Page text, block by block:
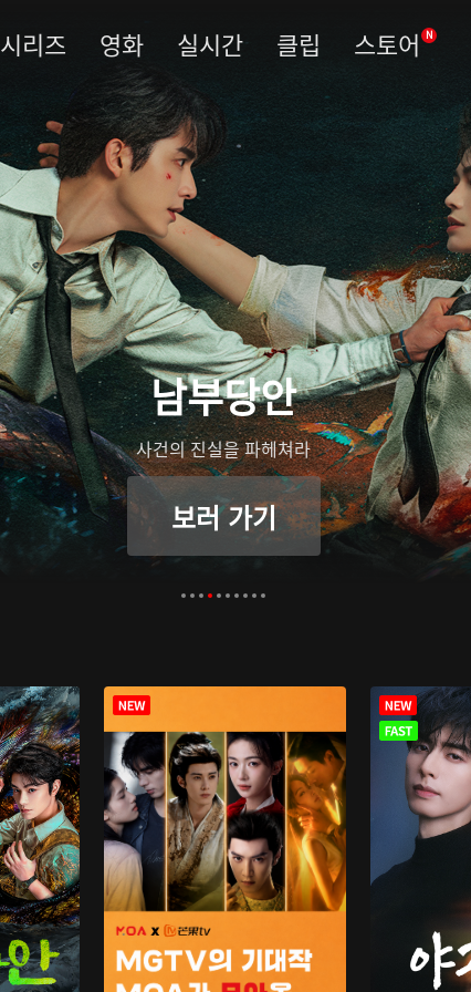
시리즈 영화 실시간 클립 스토어 N
남부당안
사건의 진실을 파헤쳐라
보러 가기